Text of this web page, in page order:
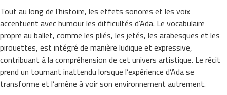
Tout au long de l’histoire, les effets sonores et les voix
accentuent avec humour les difficultés d’Ada. Le vocabulaire
propre au ballet, comme les pliés, les jetés, les arabesques et les
pirouettes, est intégré de manière ludique et expressive,
contribuant à la compréhension de cet univers artistique. Le récit
prend un tournant inattendu lorsque l’expérience d’Ada se
transforme et l’amène à voir son environnement autrement.